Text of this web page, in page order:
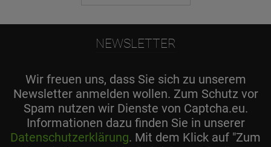
NEWSLETTER
Wir freuen uns, dass Sie sich zu unserem
Newsletter anmelden wollen. Zum Schutz vor
Spam nutzen wir Dienste von Captcha.eu.
Informationen dazu finden Sie in unserer
Datenschutzerklärung. Mit dem Klick auf "Zum